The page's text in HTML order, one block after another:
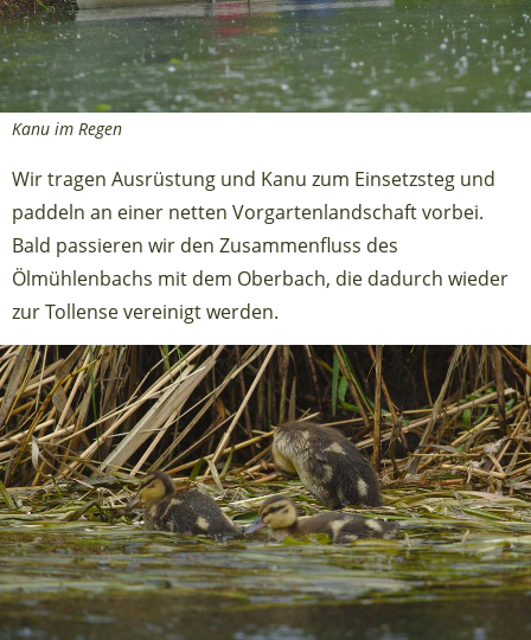
Kanu im Regen
Wir tragen Ausrüstung und Kanu zum Einsetzsteg und
paddeln an einer netten Vorgartenlandschaft vorbei.
Bald passieren wir den Zusammenfluss des
Ölmühlenbachs mit dem Oberbach, die dadurch wieder
zur Tollense vereinigt werden.